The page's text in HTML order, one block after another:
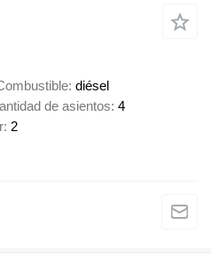
diésel
de asientos 4
2